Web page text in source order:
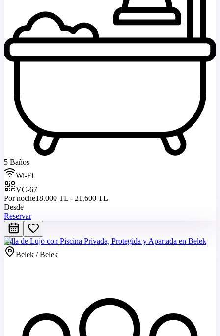
5 Baños
Wi-Fi
VC-67
Por noche18.000 TL - 21.600 TL
Desde
Reservar
Villa de Lujo con Piscina Privada, Protegida y Apartada en Belek
Belek / Belek